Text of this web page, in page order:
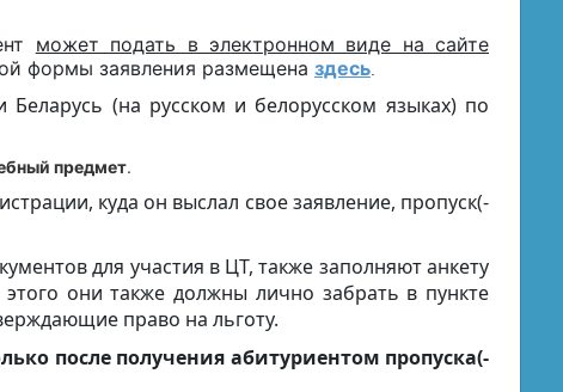
может подать в электронном виде на сайте
формы заявления размещена здесь
Беларусь (на русском и белорусском языках) по
предмет.
куда он выслал свое заявление, пропуск(-
для участия в ЦТ, также заполняют анкету
этого они также должны лично забрать в пункте
право на льготу.
после получения абитуриентом пропуска(-